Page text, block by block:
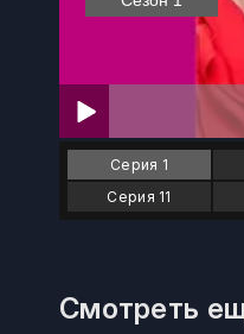
Серия 1
Серия 11
Смотреть